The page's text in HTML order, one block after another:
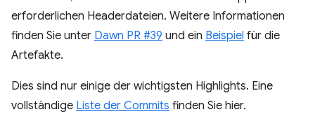
erforderlichen Headerdateien. Weitere Informationen
finden Sie unter Dawn PR #39 und ein Beispiel für die
Artefakte.
Dies sind nur einige der wichtigsten Highlights. Eine
vollständige Liste der Commits finden Sie hier.